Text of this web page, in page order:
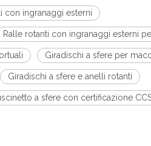
con ingranaggi esterni
Ralle rotanti con ingranaggi esterni
Giradischi a sfere per
Giradischi a sfere e anelli rotanti
a sfere con certificazione